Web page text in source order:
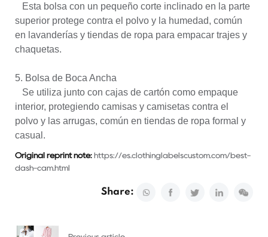
Esta bolsa con un pequeño corte inclinado en la parte
superior protege contra el polvo y la humedad, común
en lavanderías y tiendas de ropa para empacar trajes y
chaquetas.
5. Bolsa de Boca Ancha
Se utiliza junto con cajas de cartón como empaque
interior, protegiendo camisas y camisetas contra el
polvo y las arrugas, común en tiendas de ropa formal y
casual.
Original reprint note: https://es.clothinglabelscustom.com/best-
dash-cam.html
Share: